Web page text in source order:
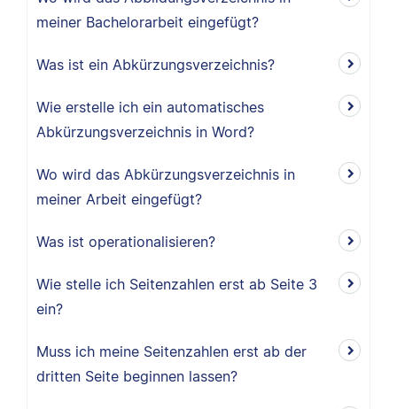
meiner Bachelorarbeit eingefügt?
Was ist ein Abkürzungsverzeichnis?
Wie erstelle ich ein automatisches
Abkürzungsverzeichnis in Word?
Wo wird das Abkürzungsverzeichnis in
meiner Arbeit eingefügt?
Was ist operationalisieren?
Wie stelle ich Seitenzahlen erst ab Seite 3
ein?
Muss ich meine Seitenzahlen erst ab der
dritten Seite beginnen lassen?